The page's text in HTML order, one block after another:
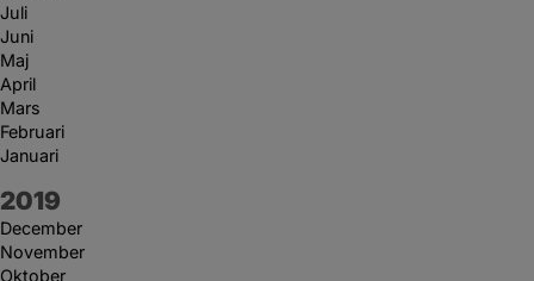
Juli
Juni
Maj
April
Mars
Februari
Januari
År:
2019
December
November
Oktober